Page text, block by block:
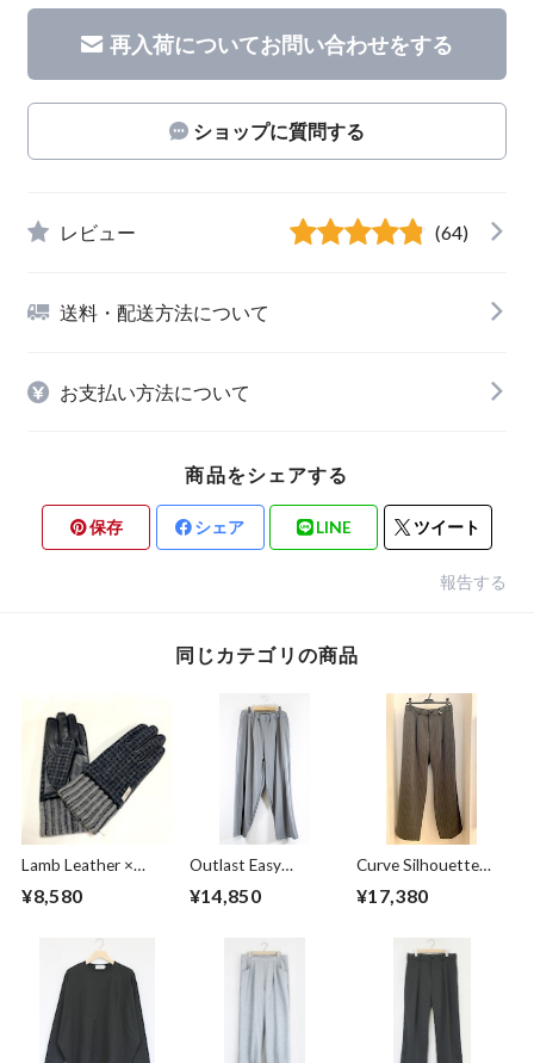
再入荷についてお問い合わせをする
ショップに質問する
レビュー (64)
送料・配送方法について
お支払い方法について
商品をシェアする
保存 シェア LINE ツイート
報告する
同じカテゴリの商品
Lamb Leather ×
Harris Tweed
Combination
¥8,580
Outlast Easy
Pants Gray
¥14,850
Curve Silhouette
Slacks Pants Black
Stripe
¥17,380